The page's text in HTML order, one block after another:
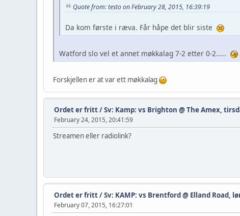
Quote from: testo on February 28, 2015, 16:39:19
Da kom første i ræva. Får håpe det blir siste
Watford slo vel et annet møkkalag 7-2 etter 0-2.....
Forskjellen er at var ett møkkalag
Ordet er fritt/Sv: Kamp: vs Brighton @ The Amex,
February 24, 2015, 20:41:59
Streamen eller radiolink?
Ordet er fritt/Sv: KAMP: vs Brentford @ Elland Road,
February 07, 2015, 16:27:01